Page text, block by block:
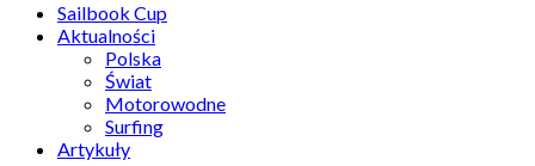
Sailbook Cup
Aktualności
Polska
Świat
Motorowodne
Surfing
Artykuły